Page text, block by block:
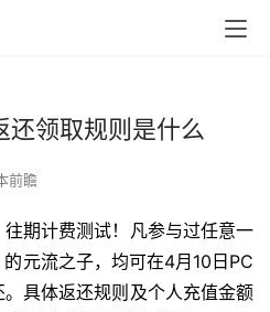
还领取规则是什么
前瞻
往期计费测试！凡参与过任意一
元流之子，均可在4月10日PC
具体返还规则及个人充值金额